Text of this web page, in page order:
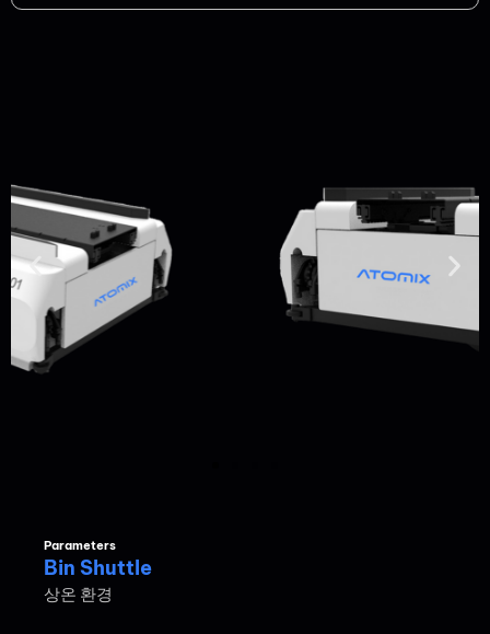
Parameters
Bin Shuttle
상온 환경